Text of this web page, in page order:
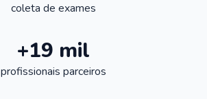
coleta de exames
+19 mil
profissionais parceiros